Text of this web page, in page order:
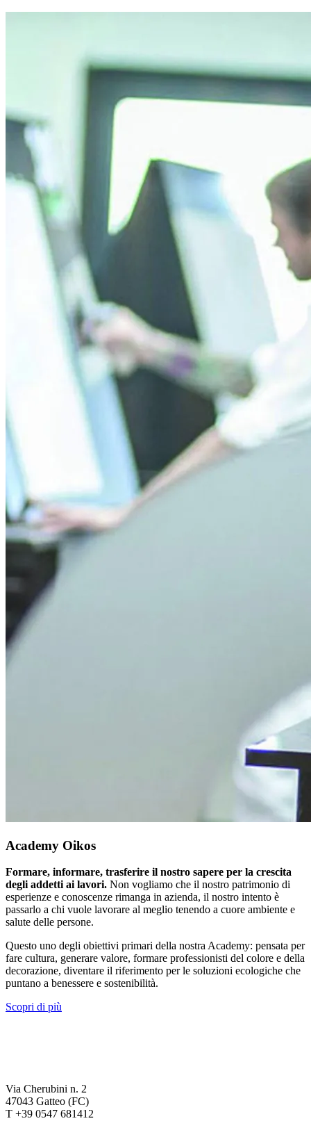
Academy Oikos
Formare, informare, trasferire il nostro sapere per la crescita
degli addetti ai lavori. Non vogliamo che il nostro patrimonio di
esperienze e conoscenze rimanga in azienda, il nostro intento è
passarlo a chi vuole lavorare al meglio tenendo a cuore ambiente e
salute delle persone.
Questo uno degli obiettivi primari della nostra Academy: pensata per
fare cultura, generare valore, formare professionisti del colore e della
decorazione, diventare il riferimento per le soluzioni ecologiche che
puntano a benessere e sostenibilità.
Scopri di più
Via Cherubini n. 2
47043 Gatteo (FC)
T +39 0547 681412